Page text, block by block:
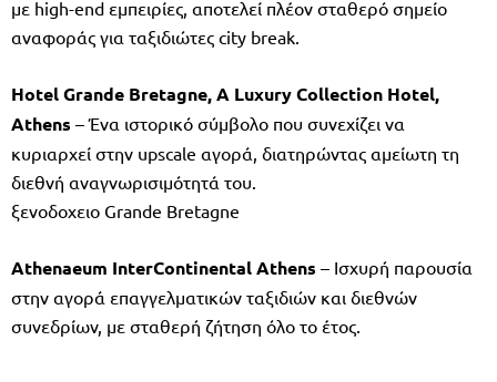
με high-end εμπειρίες, αποτελεί πλέον σταθερό σημείο
αναφοράς για ταξιδιώτες city break.
Hotel Grande Bretagne, A Luxury Collection Hotel,
Athens – Ένα ιστορικό σύμβολο που συνεχίζει να
κυριαρχεί στην upscale αγορά, διατηρώντας αμείωτη τη
διεθνή αναγνωρισιμότητά του.
ξενοδοχειο Grande Bretagne
Athenaeum InterContinental Athens – Ισχυρή παρουσία
στην αγορά επαγγελματικών ταξιδιών και διεθνών
συνεδρίων, με σταθερή ζήτηση όλο το έτος.